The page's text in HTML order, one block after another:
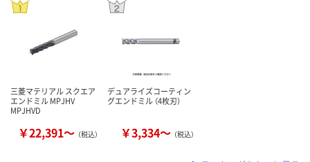
三菱マテリアル スクエア
エンドミル MPJHV
MPJHVD
￥22,391～ （税込）
デュアライズコーティン
グエンドミル （4枚刃）
￥3,334～ （税込）